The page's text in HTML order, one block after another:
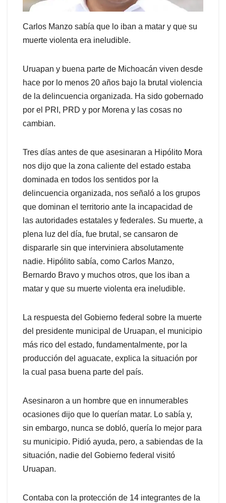
Carlos Manzo sabía que lo iban a matar y que su
muerte violenta era ineludible.
Uruapan y buena parte de Michoacán viven desde
hace por lo menos 20 años bajo la brutal violencia
de la delincuencia organizada. Ha sido gobernado
por el PRI, PRD y por Morena y las cosas no
cambian.
Tres días antes de que asesinaran a Hipólito Mora
nos dijo que la zona caliente del estado estaba
dominada en todos los sentidos por la
delincuencia organizada, nos señaló a los grupos
que dominan el territorio ante la incapacidad de
las autoridades estatales y federales. Su muerte, a
plena luz del día, fue brutal, se cansaron de
dispararle sin que interviniera absolutamente
nadie. Hipólito sabía, como Carlos Manzo,
Bernardo Bravo y muchos otros, que los iban a
matar y que su muerte violenta era ineludible.
La respuesta del Gobierno federal sobre la muerte
del presidente municipal de Uruapan, el municipio
más rico del estado, fundamentalmente, por la
producción del aguacate, explica la situación por
la cual pasa buena parte del país.
Asesinaron a un hombre que en innumerables
ocasiones dijo que lo querían matar. Lo sabía y,
sin embargo, nunca se dobló, quería lo mejor para
su municipio. Pidió ayuda, pero, a sabiendas de la
situación, nadie del Gobierno federal visitó
Uruapan.
Contaba con la protección de 14 integrantes de la